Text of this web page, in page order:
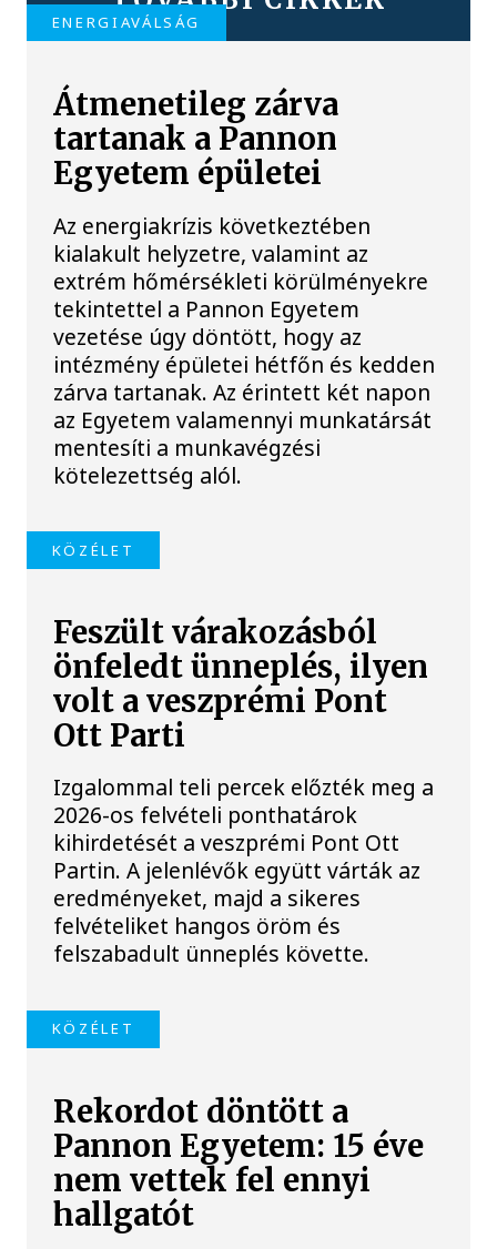
ENERGIAVÁLSÁG
Átmenetileg zárva
tartanak a Pannon
Egyetem épületei
Az energiakrízis következtében
kialakult helyzetre, valamint az
extrém hőmérsékleti körülményekre
tekintettel a Pannon Egyetem
vezetése úgy döntött, hogy az
intézmény épületei hétfőn és kedden
zárva tartanak. Az érintett két napon
az Egyetem valamennyi munkatársát
mentesíti a munkavégzési
kötelezettség alól.
KÖZÉLET
Feszült várakozásból
önfeledt ünneplés, ilyen
volt a veszprémi Pont
Ott Parti
Izgalommal teli percek előzték meg a
2026-os felvételi ponthatárok
kihirdetését a veszprémi Pont Ott
Partin. A jelenlévők együtt várták az
eredményeket, majd a sikeres
felvételiket hangos öröm és
felszabadult ünneplés követte.
KÖZÉLET
Rekordot döntött a
Pannon Egyetem: 15 éve
nem vettek fel ennyi
hallgatót